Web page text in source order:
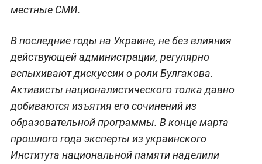
местные СМИ.
В последние годы на Украине, не без влияния
действующей администрации, регулярно
вспыхивают дискуссии о роли Булгакова.
Активисты националистического толка давно
добиваются изъятия его сочинений из
образовательной программы. В конце марта
прошлого года эксперты из украинского
Института национальной памяти наделили